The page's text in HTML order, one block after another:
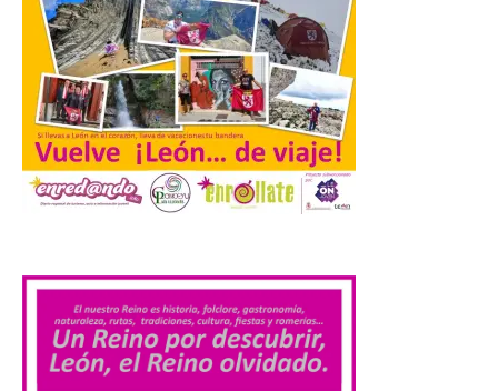
mediante las cuales vuelve
a reclamar a la institución autonómica
que exija al Gobierno de España la
supresión de este peaje por la ilegalidad
de la prórroga […]
El alumnado de FP crece
un 2,5% hasta superar los
1,2 millones de
10 Ago 2026
El Ministerio publica la